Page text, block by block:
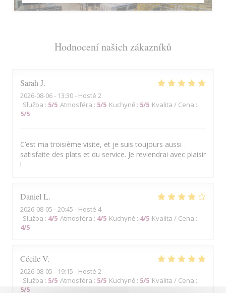
Hodnocení našich zákazníků
Sarah J
2026-08-06- 13:30 - Hosté 2
Služba : 5/5 Atmosféra : 5/5 Kuchyně : 5/5 Kvalita / Cena :
5/5
C’est ma troisième visite, et je suis toujours aussi
satisfaite des plats et du service. Je reviendrai avec plaisir
!
Daniel L
2026-08-05 - 20:45 - Hosté 4
Služba : 4/5 Atmosféra : 4/5 Kuchyně : 4/5 Kvalita / Cena :
4/5
CécileV
2026-08-05 - 19:15 - Hosté 2
Služba : 5/5 Atmosféra : 5/5 Kuchyně : 5/5 Kvalita / Cena :
5/5